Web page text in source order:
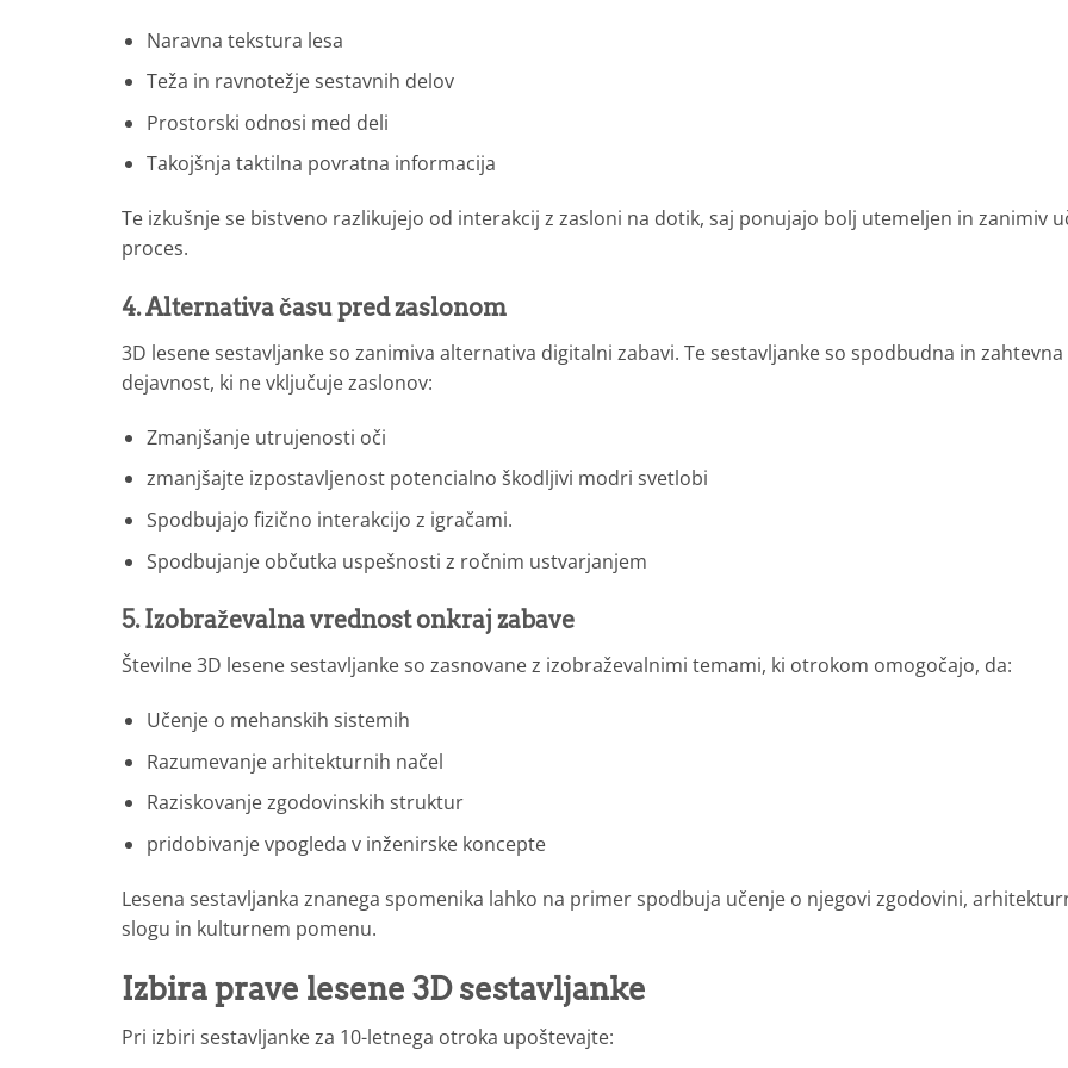
Naravna tekstura lesa
Teža in ravnotežje sestavnih delov
Prostorski odnosi med deli
Takojšnja taktilna povratna informacija
Te izkušnje se bistveno razlikujejo od interakcij z zasloni na dotik, saj ponujajo bolj utemeljen in zanimiv
proces.
4. Alternativa času pred zaslonom
3D lesene sestavljanke so zanimiva alternativa digitalni zabavi. Te sestavljanke so spodbudna in zahtevna
dejavnost, ki ne vključuje zaslonov:
Zmanjšanje utrujenosti oči
zmanjšajte izpostavljenost potencialno škodljivi modri svetlobi
Spodbujajo fizično interakcijo z igračami.
Spodbujanje občutka uspešnosti z ročnim ustvarjanjem
5. Izobraževalna vrednost onkraj zabave
Številne 3D lesene sestavljanke so zasnovane z izobraževalnimi temami, ki otrokom omogočajo, da:
Učenje o mehanskih sistemih
Razumevanje arhitekturnih načel
Raziskovanje zgodovinskih struktur
pridobivanje vpogleda v inženirske koncepte
Lesena sestavljanka znanega spomenika lahko na primer spodbuja učenje o njegovi zgodovini,
slogu in kulturnem pomenu.
Izbira prave lesene 3D sestavljanke
Pri izbiri sestavljanke za 10-letnega otroka upoštevajte: